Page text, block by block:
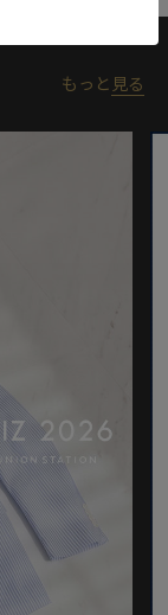
あります。
もっと 見る